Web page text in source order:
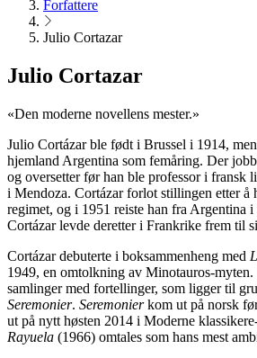
Forfattere
Julio Cortazar
Julio Cortazar
«Den moderne novellens mester.»
Julio Cortázar ble født i Brussel i 1914,
hjemland Argentina som femåring. Der
og oversetter før han ble professor i fransk
i Mendoza. Cortázar forlot stillingen etter å
regimet, og i 1951 reiste han fra Argentina i
Cortázar levde deretter i Frankrike frem til
Cortázar debuterte i boksammenheng med
1949, en omtolkning av Minotauros-
samlinger med fortellinger, som ligger til
Seremonier. Seremonierkom ut på norsk
ut på nytt høsten 2014 i Moderne
Rayuela (1966) omtales som hans mest